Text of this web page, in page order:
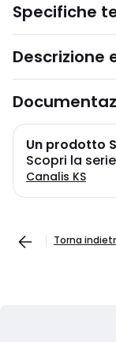
Specifiche
Descrizione
Un prodotto
Scopri la serie
Canalis KS
Torna